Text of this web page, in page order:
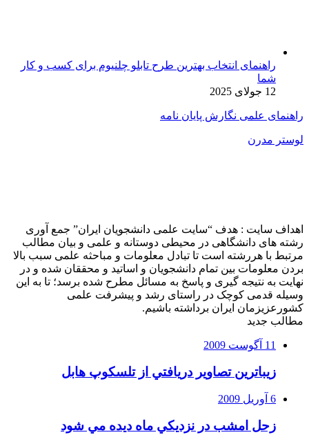
راهنمای انتخاب بهترین طرح تابلو چلنیوم برای کسب و کار
شما
12 جولای 2025
راهنمای علمی نگارش پایان نامه
لوستر مدرن
اهداف سایت : هدف “سایت علمی دانشجویان ایران” جمع آوری
رشته های دانشگاهی در محیطی دوستانه و علمی و بیان مطالب
مرتبط با هررشته است تا تبادل معلومات و مباحثه علمی سبب بالا
بردن معلومات بین تمام دانشجویان و اساتید و محققان شده و در
نهایت به نتیجه گیری و پاسخ به مسائل مطرح شده برسد؛ تا به این
وسیله قدمی کوچک در راستای رشد و پیشرفت علمی
کشورعزیزمان ایران برداشته باشیم.
مطالب جدید
11 آگوست 2009
زيباترين تصاوير دريافتي از تلسكوپ هابل
6 آوریل 2009
زحل امشب در نزديكي ماه ديده مي شود